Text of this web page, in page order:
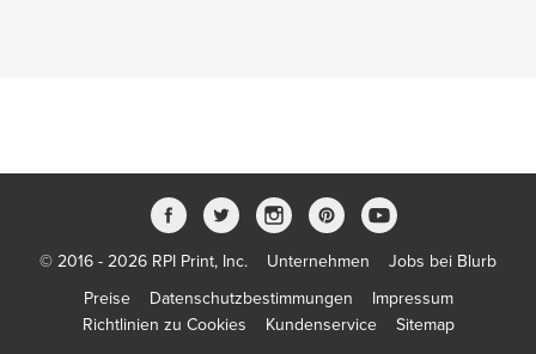
© 2016 - 2026 RPI Print, Inc. Unternehmen
Jobs bei Blurb
Preise
Datenschutzbestimmungen
Impressum
Richtlinien zu Cookies
Kundenservice Sitemap